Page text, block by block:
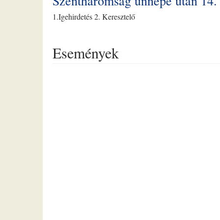
1.Igehirdetés 2. Keresztelő
Események